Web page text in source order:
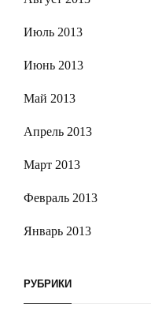
Июль 2013
Июнь 2013
Май 2013
Апрель 2013
Март 2013
Февраль 2013
Январь 2013
РУБРИКИ